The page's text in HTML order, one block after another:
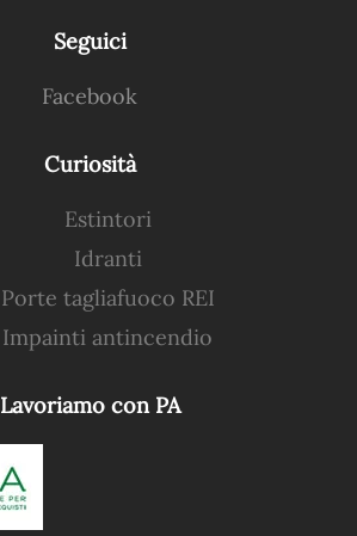
Seguici
Facebook
Curiosità
Estintori
Idranti
Porte tagliafuoco REI
Impainti antincendio
Lavoriamo con PA